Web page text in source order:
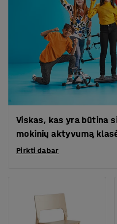
Viskas, kas yra būtina
mokinių aktyvumą
Pirkti dabar